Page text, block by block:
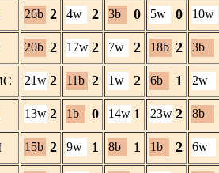
26b 2 4w 2 3b 0 5w 0 10w
20b 2 17w 2 7w 2 18b 2 3b
21w 2 11b 2 1w 2 6b 1 2w
13w 2 1b 0 14w 1 23w 2 8b
15b 2 9w 1 8b 1 1b 2 6w